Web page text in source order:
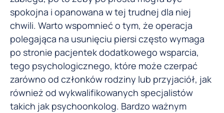
spokojna i opanowana w tej trudnej dla niej
chwili. Warto wspomnieć o tym, że operacja
polegająca na usunięciu piersi często wymaga
po stronie pacjentek dodatkowego wsparcia,
tego psychologicznego, które może czerpać
zarówno od członków rodziny lub przyjaciół, jak
również od wykwalifikowanych specjalistów
takich jak psychoonkolog. Bardzo ważnym